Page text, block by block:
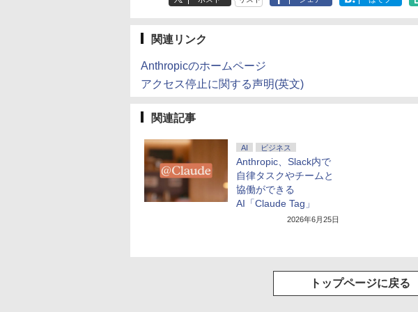
関連リンク
Anthropicのホームページ
アクセス停止に関する声明(英文)
関連記事
AI ビジネス
Anthropic、Slack内で
自律タスクやチームと
協働ができる
AI「Claude Tag」
2026年6月25日
トップページに戻る